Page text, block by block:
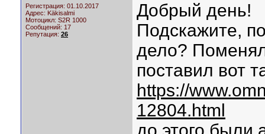
Регистрация: 01.10.2017
Адрес: Käkisalmi
Мотоцикл: S2R 1000
Сообщений: 17
Репутация: 26
Добрый день!
Подскажите,
дело?
поставил вот
https://
12804.html